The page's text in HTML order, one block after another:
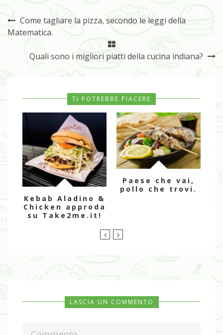
Come tagliare la pizza, secondo le leggi della
Matematica.
Quali sono i migliori piatti della cucina indiana?
TI POTREBBE PIACERE
Kebab Aladino &
Chicken approda
su Take2me.it!
Paese che vai,
pollo che trovi.
LASCIA UN COMMENTO